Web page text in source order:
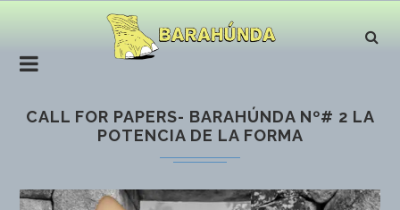
CALL FOR PAPERS- BARAHÚNDA Nº# 2 LA
POTENCIA DE LA FORMA